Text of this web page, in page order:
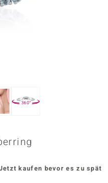
360°
kaufen bevor es zu spät